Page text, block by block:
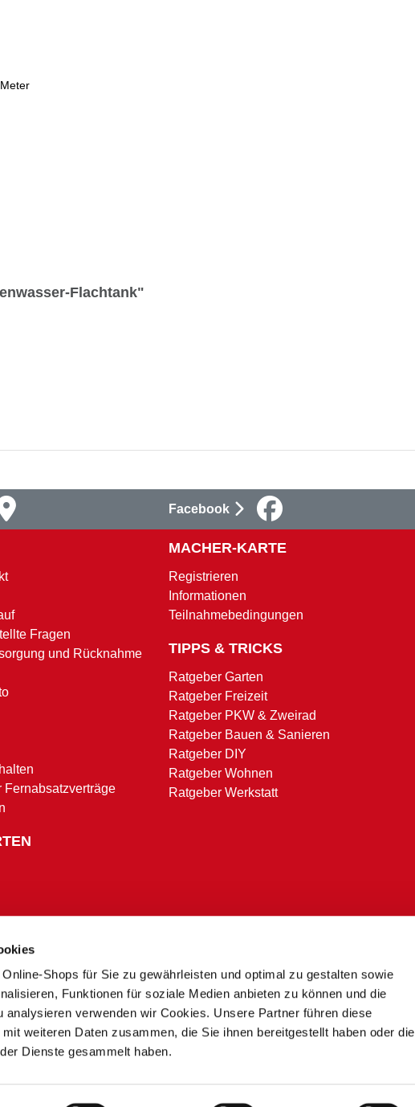
Shops für Sie zu gewährleisten und optimal zu gestalten sowie
Funktionen für soziale Medien anbieten zu können und die
analysieren verwenden wir Cookies. Unsere Partner führen diese
weiteren Daten zusammen, die Sie ihnen bereitgestellt haben oder die
Dienste gesammelt haben.
Flachtank"
Facebook
Fragen
und Rücknahme
Fernabsatzverträge
MACHER-KARTE
Registrieren
Informationen
Teilnahmebedingungen
TIPPS & TRICKS
Ratgeber Garten
Ratgeber Freizeit
Ratgeber PKW & Zweirad
Ratgeber Bauen & Sanieren
Ratgeber DIY
Ratgeber Wohnen
Ratgeber Werkstatt
* Alle Preise in Euro inkl. MwSt. und zzgl. Service- und Versandkosten.
** Ausgenommen Speditions- und Sperrgutzuschläge
zwischen dem Onlineshop und unseren Sonderpreis Baumärkten vor Ort kommen.